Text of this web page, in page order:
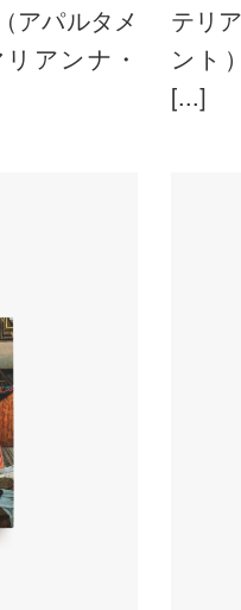
アパルタメ
アンナ・
テリ
ント
[...]